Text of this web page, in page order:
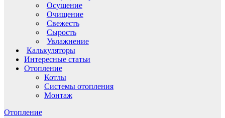
Осушение
Очищение
Свежесть
Сырость
Увлажнение
Калькуляторы
Интересные статьи
Отопление
Котлы
Системы отопления
Монтаж
Отопление